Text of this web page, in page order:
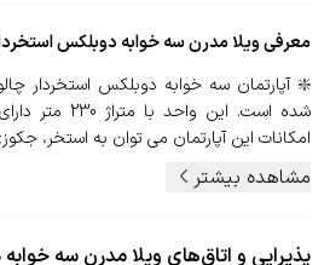
معرفیویلا مدرن سه خوابه دوبلکس
❇️ آپارتمان سه خوابه دوبلکس استخردار
امکانات این آپارتمان می توان به استخر،
مشاهده بیشتر
پذیرایی و اتاق‌های ویلا مدرن سه